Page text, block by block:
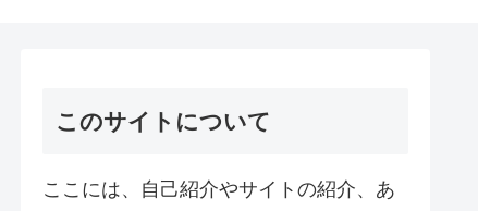
このサイトについて
ここには、自己紹介やサイトの紹介、あ